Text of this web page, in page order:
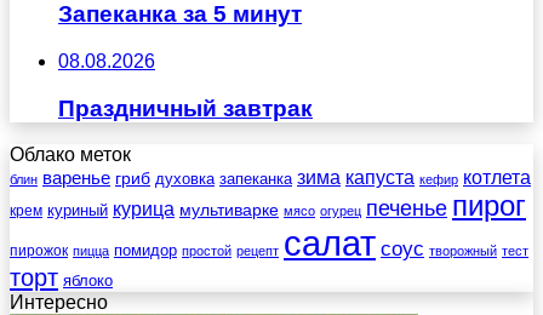
Запеканка за 5 минут
08.08.2026
Праздничный завтрак
Облако меток
блин варенье гриб духовка запеканка зима капуста кефир котлета
крем куриный курица мультиварке мясо огурец печенье пирог
пирожок пицца помидор простой рецепт салат соус творожный тест
торт яблоко
Интересно